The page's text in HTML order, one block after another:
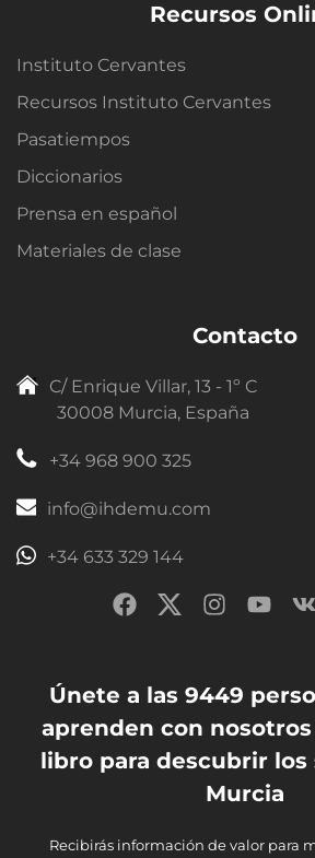
Recursos
Instituto Cervantes
Recursos Instituto Cervantes
Pasatiempos
Diccionarios
Prensa en español
Materiales de clase
Contacto
C/ Enrique Villar, 13 - 1º C
30008 Murcia, España
+34 968 900 325
info@ihdemu.com
+34 633 329 144
Únete a las 9449
aprenden con
libro para descubrir los
Murcia
Recibirás información de valor para